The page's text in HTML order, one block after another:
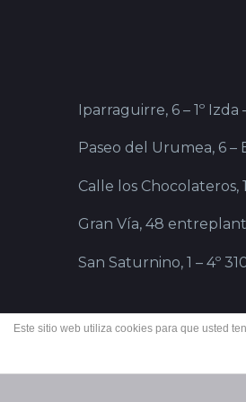
Iparraguirre, 6 – 1º
Paseo del Urumea, 6 –
Calle los Chocolateros,
Gran Vía, 48
San Saturnino, 1 – 4º
Este sitio web utiliza cookies para que usted